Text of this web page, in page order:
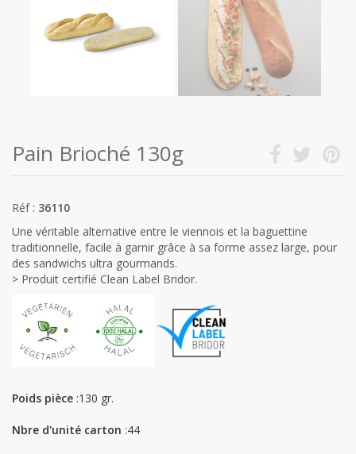
Pain Brioché 130g
Réf : 36110
Une véritable alternative entre le viennois et la baguettine
traditionnelle, facile à garnir grâce à sa forme assez large, pour
des sandwichs ultra gourmands.
> Produit certifié Clean Label Bridor.
Poids pièce :130 gr.
Nbre d'unité carton :44